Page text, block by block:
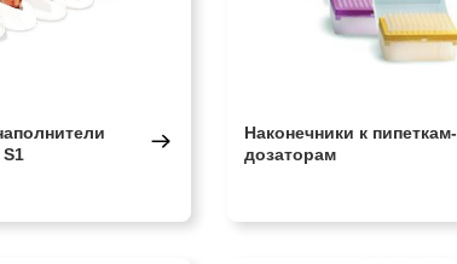
Наконечники к пипеткам-
дозаторам